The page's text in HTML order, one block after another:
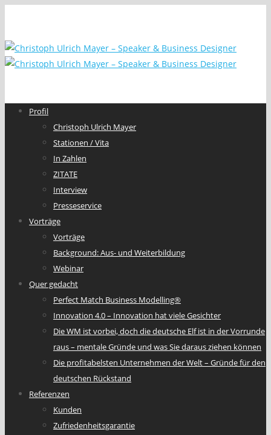
Profil
Christoph Ulrich Mayer
Stationen / Vita
In Zahlen
ZITATE
Interview
Presseservice
Vorträge
Vorträge
Background: Aus- und Weiterbildung
Webinar
Quer gedacht
Perfect Match Business Modelling®
Innovation 4.0 – Innovation hat viele Gesichter
Die WM ist vorbei, doch die deutsche Elf ist in der Vorrunde
raus – mentale Gründe und was Sie daraus ziehen können
Die profitabelsten Unternehmen der Welt – Gründe für den
deutschen Rückstand
Referenzen
Kunden
Zufriedenheitsgarantie